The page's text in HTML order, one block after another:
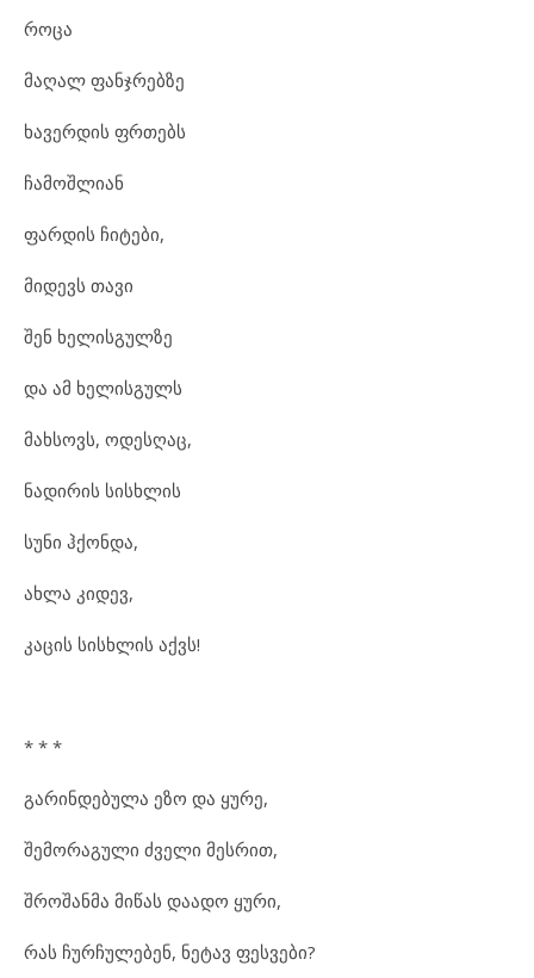
როცა
მაღალ ფანჯრებზე
ხავერდის ფრთებს
ჩამოშლიან
ფარდის ჩიტები,
მიდევს თავი
შენ ხელისგულზე
და ამ ხელისგულს
მახსოვს, ოდესღაც,
ნადირის სისხლის
სუნი ჰქონდა,
ახლა კიდევ,
კაცის სისხლის აქვს!
* * *
გარინდებულა ეზო და ყურე,
შემორაგული ძველი მესრით,
შროშანმა მიწას დაადო ყური,
რას ჩურჩულებენ, ნეტავ ფესვები?